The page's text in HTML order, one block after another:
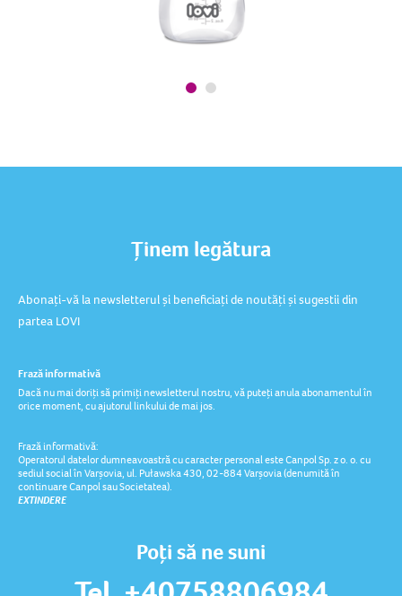
Poți să ne suni
Ținem legătura
Abonați-vă la newsletterul și beneficiați de noutăți și sugestii din
partea LOVI
Frază informativă
Dacă nu mai doriți să primiți newsletterul nostru, vă puteți anula abonamentul în
orice moment, cu ajutorul linkului de mai jos.
Frază informativă:
Operatorul datelor dumneavoastră cu caracter personal este Canpol Sp. z o. o. cu
sediul social în Varșovia, ul. Puławska 430, 02-884 Varșovia (denumită în
continuare Canpol sau Societatea).
EXTINDERE